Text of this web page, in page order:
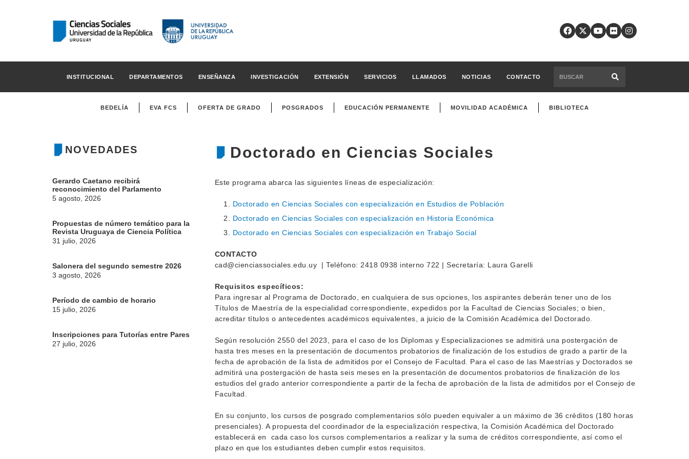
INSTITUCIONAL DEPARTAMENTOS ENSEÑANZA INVESTIGACIÓN EXTENSIÓN SERVICIOS LLAMADOS NOTICIAS CONTACTO
BEDELÍA EVA FCS OFERTA DE GRADO POSGRADOS EDUCACIÓN PERMANENTE MOVILIDAD ACADÉMICA BIBLIOTECA
NOVEDADES
Gerardo Caetano recibirá
reconocimiento del Parlamento
5 agosto, 2026
Propuestas de número temático para la
Revista Uruguaya de Ciencia Política
31 julio, 2026
Salonera del segundo semestre 2026
3 agosto, 2026
Período de cambio de horario
15 julio, 2026
Inscripciones para Tutorías entre Pares
27 julio, 2026
Doctorado en Ciencias Sociales
Este programa abarca las siguientes líneas de especialización:
Doctorado en Ciencias Sociales con especialización en Estudios de Población
Doctorado en Ciencias Sociales con especialización en Historia Económica
Doctorado en Ciencias Sociales con especialización en Trabajo Social
CONTACTO
cad@cienciassociales.edu.uy | Teléfono: 2418 0938 interno 722 | Secretaría: Laura Garelli
Requisitos específicos:
Para ingresar al Programa de Doctorado, en cualquiera de sus opciones, los aspirantes deberán tener uno de los
Títulos de Maestría de la especialidad correspondiente, expedidos por la Facultad de Ciencias Sociales; o bien,
acreditar títulos o antecedentes académicos equivalentes, a juicio de la Comisión Académica del Doctorado.
Según resolución 2550 del 2023, para el caso de los Diplomas y Especializaciones se admitirá una postergación de
hasta tres meses en la presentación de documentos probatorios de finalización de los estudios de grado a partir de la
fecha de aprobación de la lista de admitidos por el Consejo de Facultad. Para el caso de las Maestrías y Doctorados se
admitirá una postergación de hasta seis meses en la presentación de documentos probatorios de finalización de los
estudios del grado anterior correspondiente a partir de la fecha de aprobación de la lista de admitidos por el Consejo de
Facultad.
En su conjunto, los cursos de posgrado complementarios sólo pueden equivaler a un máximo de 36 créditos (180 horas
presenciales). A propuesta del coordinador de la especialización respectiva, la Comisión Académica del Doctorado
establecerá en cada caso los cursos complementarios a realizar y la suma de créditos correspondiente, así como el
plazo en que los estudiantes deben cumplir estos requisitos.